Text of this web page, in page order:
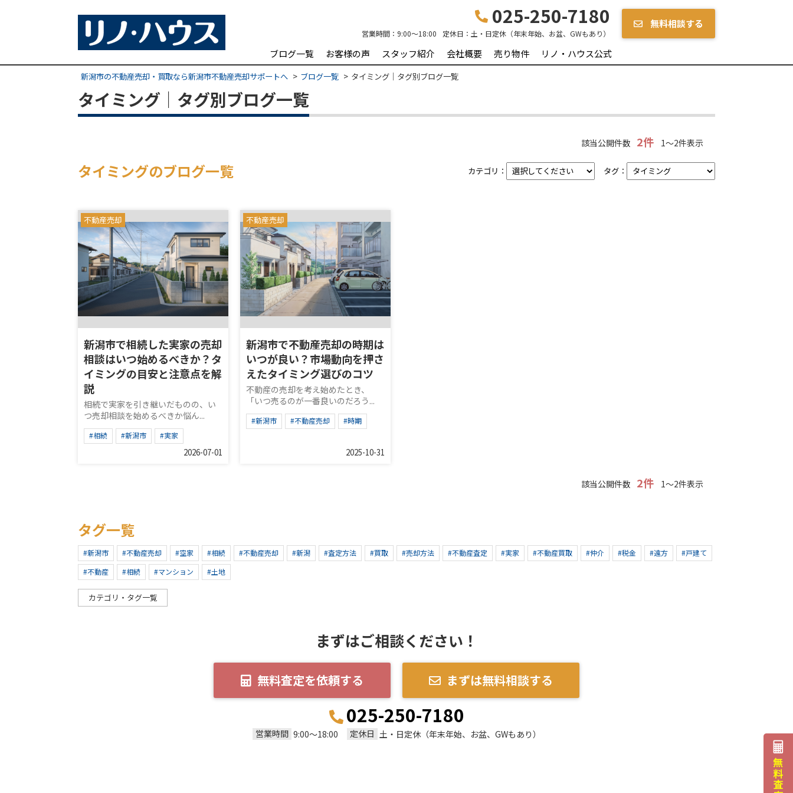
025-250-7180
営業時間： 9:00～18:00 定休日： 土・日定休（年末年始、お盆、GWもあり）
無料相談する
ブログ一覧 お客様の声 スタッフ紹介 会社概要 売り物件 リノ・ハウス公式
新潟市の不動産売却・買取なら新潟市不動産売却サポートへ ブログ一覧 タイミング｜タグ別ブログ一覧
タイミング｜タグ別ブログ一覧
該当公開件数 2件 1～2件表示
タイミングのブログ一覧 カテゴリ： タグ：
不動産売却
新潟市で相続した実家の売却
相談はいつ始めるべきか？タ
イミングの目安と注意点を解
説
相続で実家を引き継いだものの、い
つ売却相談を始めるべきか悩ん...
#相続 #新潟市 #実家
2026-07-01
不動産売却
新潟市で不動産売却の時期は
いつが良い？市場動向を押さ
えたタイミング選びのコツ
不動産の売却を考え始めたとき、
「いつ売るのが一番良いのだろう...
#新潟市 #不動産売却 #時期
2025-10-31
該当公開件数 2件 1～2件表示
タグ一覧
#新潟市 #不動産売却 #空家 #相続 #不動産売却 #新潟 #査定方法 #買取 #売却方法 #不動産査定 #実家 #不動産買取 #仲介 #税金 #遠方
#戸建て
#不動産
#相続 #マンション #土地
カテゴリ・タグ一覧
まずはご相談ください！
無料査定を依頼する まずは無料相談する
025-250-7180
営業時間 9:00～18:00 定休日 土・日定休（年末年始、お盆、GWもあり）